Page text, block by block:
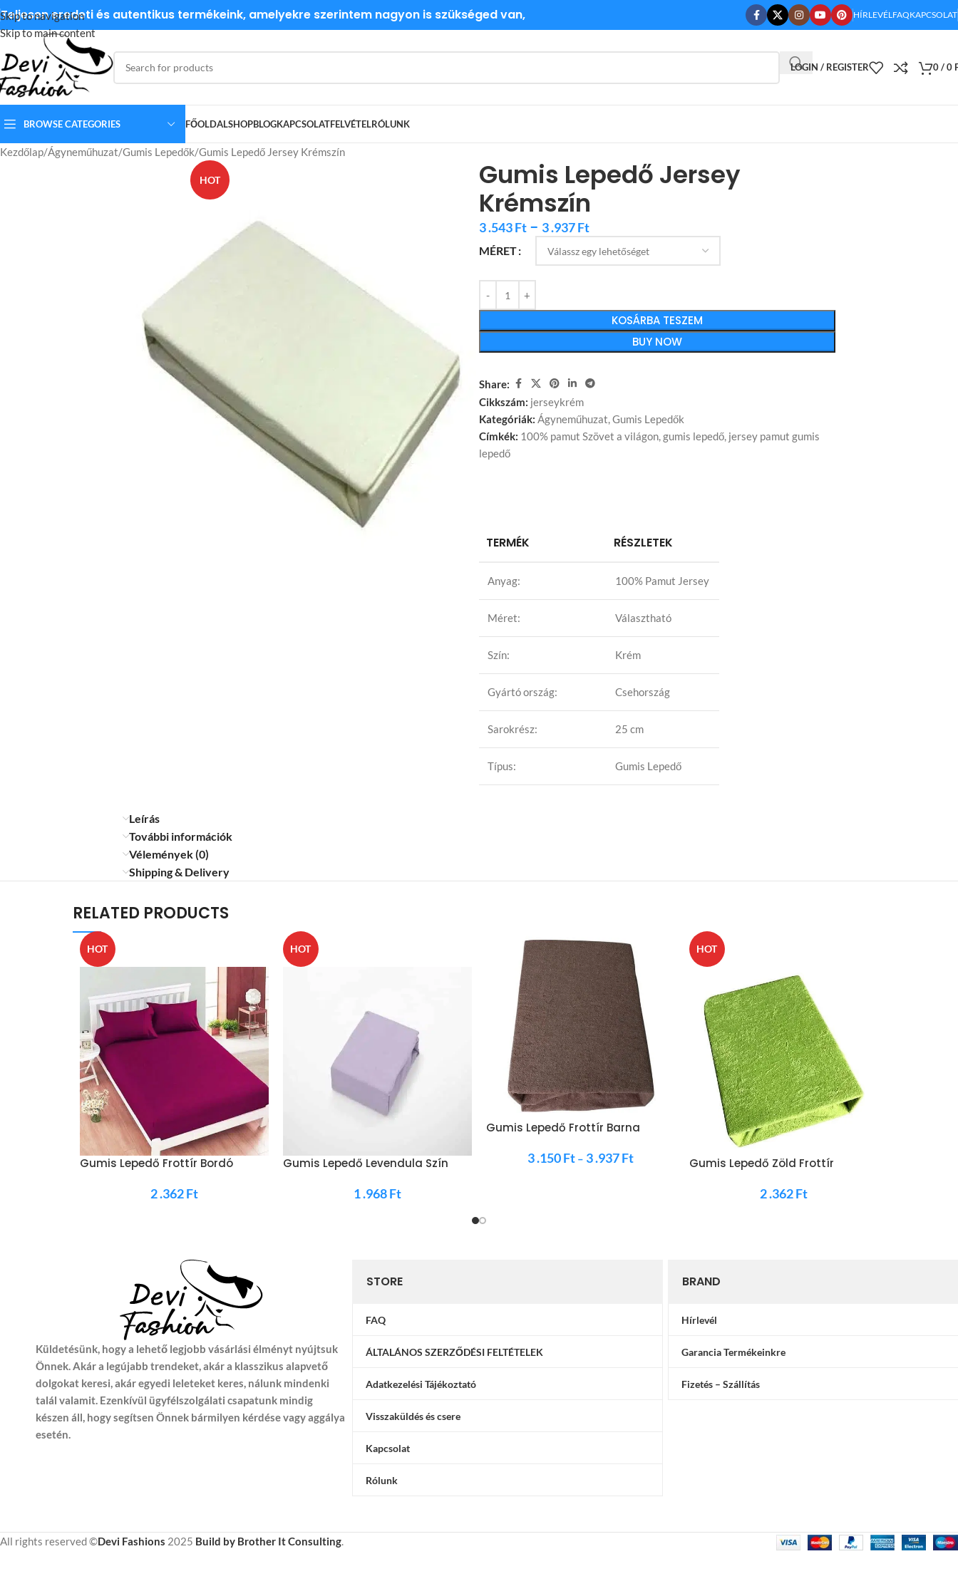
Skip to navigation
Skip to main content
Teljesen eredeti és autentikus termékeink, amelyekre szerintem nagyon is szükséged van, HÍRLEVÉLFAQKAPCSOLAT
LOGIN / REGISTER 0/0
BROWSE CATEGORIES FŐOLDALSHOPBLOGKAPCSOLATFELVÉTELRÓLUNK
Kezdőlap Ágyneműhuzat Gumis Lepedők Gumis Lepedő Jersey Krémszín
HOT
Gumis Lepedő Jersey
Krémszín
3 .543Ft – 3 .937Ft
MÉRET
KOSÁRBA TESZEM
BUY NOW
Share:
Cikkszám: jerseykrém
Kategóriák: Ágyneműhuzat,Gumis Lepedők
Címkék: 100% pamut Szövet a világon,gumis lepedő, jersey pamut gumis
lepedő
TERMÉK RÉSZLETEK
Anyag: 100% Pamut Jersey
Méret: Választható
Szín: Krém
Gyártó ország: Csehország
Sarokrész: 25 cm
Típus: Gumis Lepedő
Leírás
További információk
Vélemények (0)
Shipping & Delivery
RELATED PRODUCTS
HOT
Gumis Lepedő Frottír Bordó
2 .362Ft
HOT
Gumis Lepedő Levendula Szín
1 .968Ft
Gumis Lepedő Frottír Barna
3 .150Ft – 3 .937Ft
HOT
Gumis Lepedő Zöld Frottír
2 .362Ft
Küldetésünk, hogy a lehető legjobb vásárlási élményt nyújtsuk
Önnek. Akár a legújabb trendeket, akár a klasszikus alapvető
dolgokat keresi, akár egyedi leleteket keres, nálunk mindenki
talál valamit. Ezenkívül ügyfélszolgálati csapatunk mindig
készen áll, hogy segítsen Önnek bármilyen kérdése vagy aggálya
esetén.
STORE
FAQ
ÁLTALÁNOS SZERZŐDÉSI FELTÉTELEK
Adatkezelési Tájékoztató
Visszaküldés és csere
Kapcsolat
Rólunk
BRAND
Hírlevél
Garancia Termékeinkre
Fizetés – Szállítás
All rights reserved ©Devi Fashions 2025 Build by Brother It Consulting.